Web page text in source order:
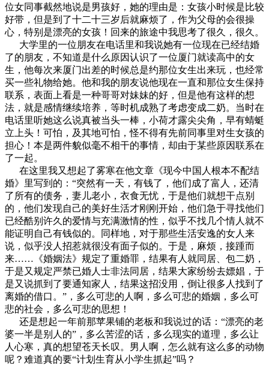
位女同事截然地说是男孩好，她的理由是：女孩小时候是比较
好带，但是到了十二十三岁后就麻烦了，作为父母的会很操
心，特别是漂亮的女孩！回来的旅途中我思考了很久，很久。
大学里的一位朋友在电话里和我说她有一位现在已经结婚
了的朋友，不知道是什么原因认识了一位厦门就读高中的女
生，他每次来厦门出差的时候总是约那位女生出来玩，也经常
买一些礼物给她。他和我的朋友说他现在一直和那位女生保持
联系，表面上看是一种哥哥对妹妹的好，但是他有这样的想
法，就是感情继续培养，等时机成熟了考虑变成二奶。当时在
电话里听她这么说真被当头一棒，小荷才露尖尖角，早有蜻蜓
立上头！可怕，及其地可怕，怪不得有先前同事里对生女孩的
担心！本是两件貌似毫不相干的事情，却由于某些原因联系在
了一起。
在这里我又想起了雾寒在他文章《现今中国人根本不配结
婚》里写到的：“突然有一天，有钱了，他们成了富人，还清
了所有的债务，妻儿老小，衣食无忧，于是他们就想干点别
的，他们发现自己的美好生活才刚刚开始，他们急于寻找他们
已经酷别许久的爱情与充满激情的性，似乎不找几个情人就不
能证明自己有钱似的。同样地，对于那些生活安逸的女人来
说，似乎没人招惹就很没有面子似的。于是，麻烦，接踵而
来……《婚姻法》规定了重婚罪，结果有人就同居、包二奶，
于是又规定严禁已婚人士非法同居，结果大家纷纷去嫖娼，于
是又说抓到了要通知家人，结果这招没用，倒让很多人找到了
离婚的借口。”，多么可悲的人啊，多么可悲的婚姻，多么可
悲的社会，多么可悲的思想！
还是想起一年前那苹果铺的老板和我说过的话：“漂亮的老
婆一半是别人的”，多么苦涩的话，多么现实的道理，多么让
人心寒，真的想望苍天长叹。男人啊，怎么就有这么多的动物
呢？难道真的要“计划生育从小学生抓起”吗？